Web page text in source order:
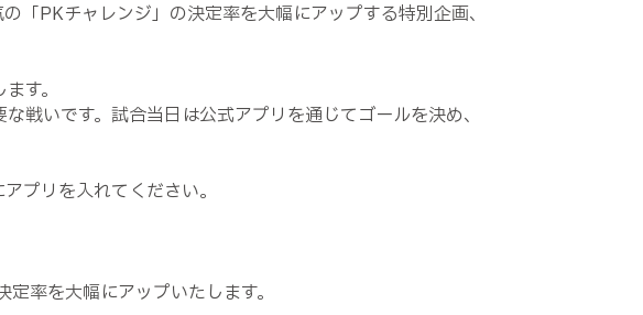
「PKチャレンジ」の決定率を大幅にアップする特別企画、
す。
戦いです。試合当日は公式アプリを通じてゴールを決め、
プリを入れてください。
率を大幅にアップいたします。